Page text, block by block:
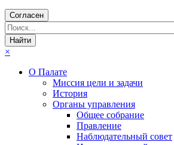
Согласен
×
О Палате
Миссия цели и задачи
История
Органы управления
Общее собрание
Правление
Наблюдательный совет